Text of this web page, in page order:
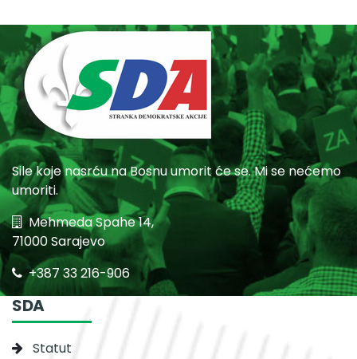
Sile koje nasrću na Bosnu umorit će se. Mi se nećemo
umoriti.
Mehmeda Spahe 14,
71000 Sarajevo
+387 33 216-906
SDA
Statut